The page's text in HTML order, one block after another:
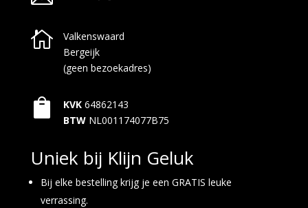

Valkenswaard
Bergeijk
(geen bezoekadres)
 KVK 64862143
BTW NL001174077B75
Uniek bij Klijn Geluk
Bij elke bestelling krijg je een GRATIS leuke
verrassing.